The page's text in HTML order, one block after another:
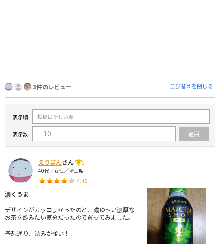
3件のレビュー 並び替えを閉じる
表示順
表示数
えりぽんさん
2
40代／女性／埼玉県
4.00
濃くうま
デザインがカッコよかったのと、濃ゆ〜い濃厚な
お茶を飲みたい気分だったので買ってみました。
予想通り、渋みが強い！